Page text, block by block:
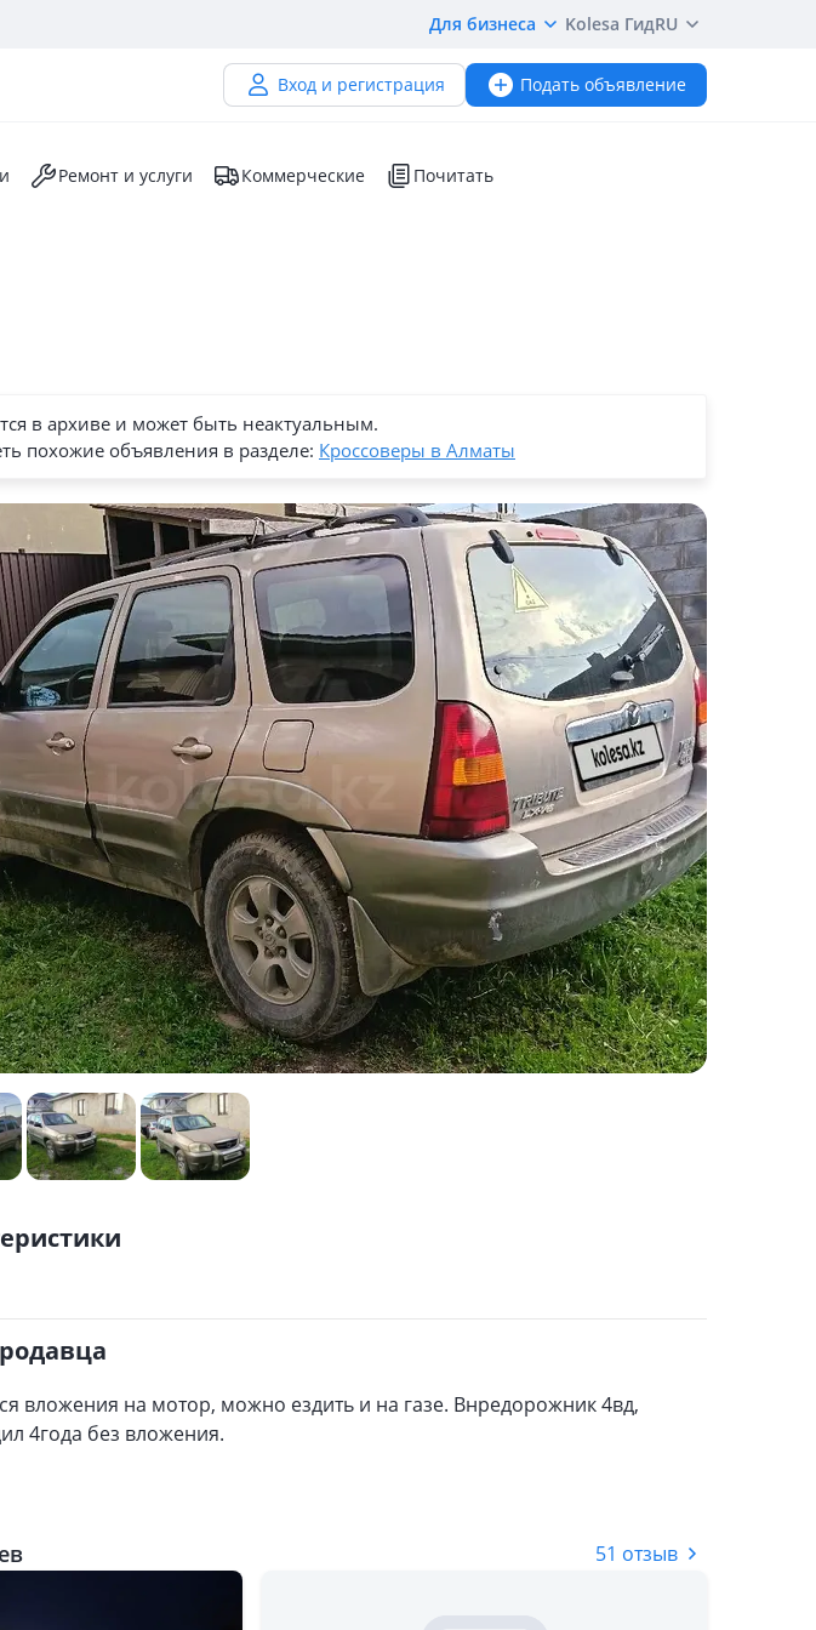
Для бизнеса Kolesa ГидRU
Вход и регистрация Подать объявление
Ремонт и услуги Коммерческие Почитать
в архиве и может быть неактуальным.
похожие объявления в разделе: Кроссоверы в Алматы
вложения на мотор, можно ездить и на газе. Внредорожник 4вд,
4года без вложения.
51 отзыв